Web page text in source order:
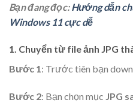
Bạn đang đọc:Hướng dẫn
Windows 11 cực dễ
1. Chuyển từ file ảnh JPG
Bước 1: Trước tiên bạn
Bước 2: Bạn chọn mục JPG